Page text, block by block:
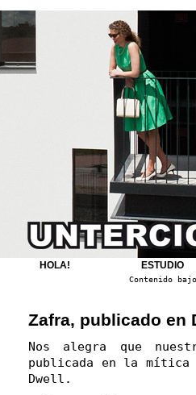
HOLA! ESTUDIO
Contenido
Zafra, publicado en
Nos alegra que
publicada en la
Dwell .